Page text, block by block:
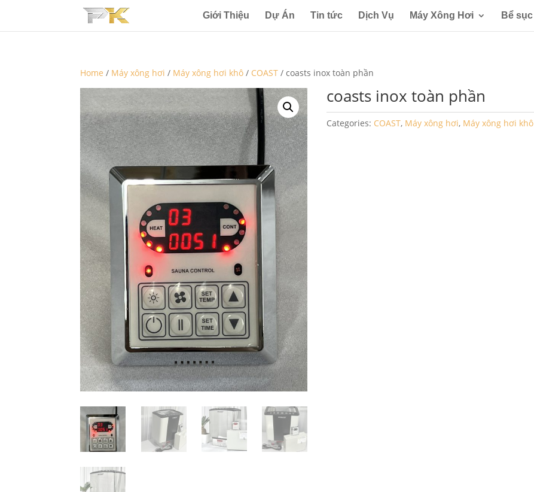
Giới Thiệu Dự Án Tin tức Dịch Vụ Máy Xông Hơi Bể sục
Home / Máy xông hơi / Máy xông hơi khô / COAST / coasts inox toàn phần
coasts inox toàn phần
Categories: COAST, Máy xông hơi, Máy xông hơi khô